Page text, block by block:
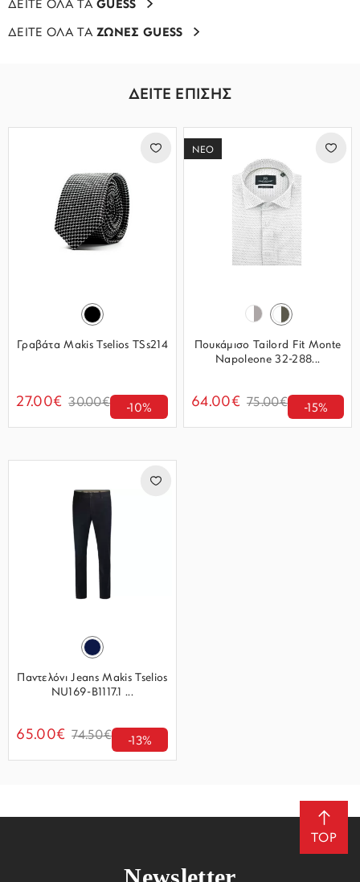
ΔΕΙΤΕ ΟΛΑ ΤΑGUESS
ΔΕΙΤΕ ΟΛΑ ΤΑΖΩΝΕΣ GUESS
ΔΕΙΤΕ ΕΠΙΣΗΣ
Γραβάτα Makis Tselios TSs214
27.00€ 30.00€ -10%
ΝΕΟ
Πουκάμισο Tailord Fit Monte
Napoleone 32-288...
64.00€ 75.00€ -15%
Παντελόνι Jeans Makis Tselios
NU169-B1117.1 ...
65.00€ 74.50€ -13%
TOP